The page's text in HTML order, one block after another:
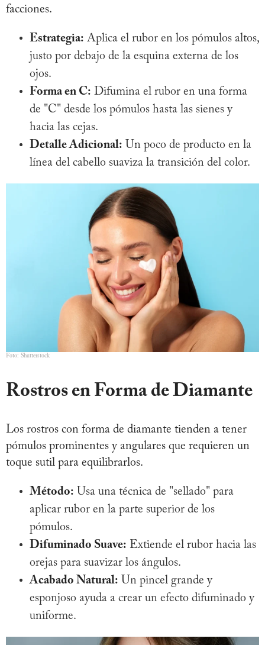
facciones.
Estrategia: Aplica el rubor en los pómulos altos,
justo por debajo de la esquina externa de los
ojos.
Forma en C: Difumina el rubor en una forma
de "C" desde los pómulos hasta las sienes y
hacia las cejas.
Detalle Adicional: Un poco de producto en la
línea del cabello suaviza la transición del color.
Foto: Shutterstock
Rostros en Forma de Diamante
Los rostros con forma de diamante tienden a tener
pómulos prominentes y angulares que requieren un
toque sutil para equilibrarlos.
Método: Usa una técnica de "sellado" para
aplicar rubor en la parte superior de los
pómulos.
Difuminado Suave: Extiende el rubor hacia las
orejas para suavizar los ángulos.
Acabado Natural: Un pincel grande y
esponjoso ayuda a crear un efecto difuminado y
uniforme.